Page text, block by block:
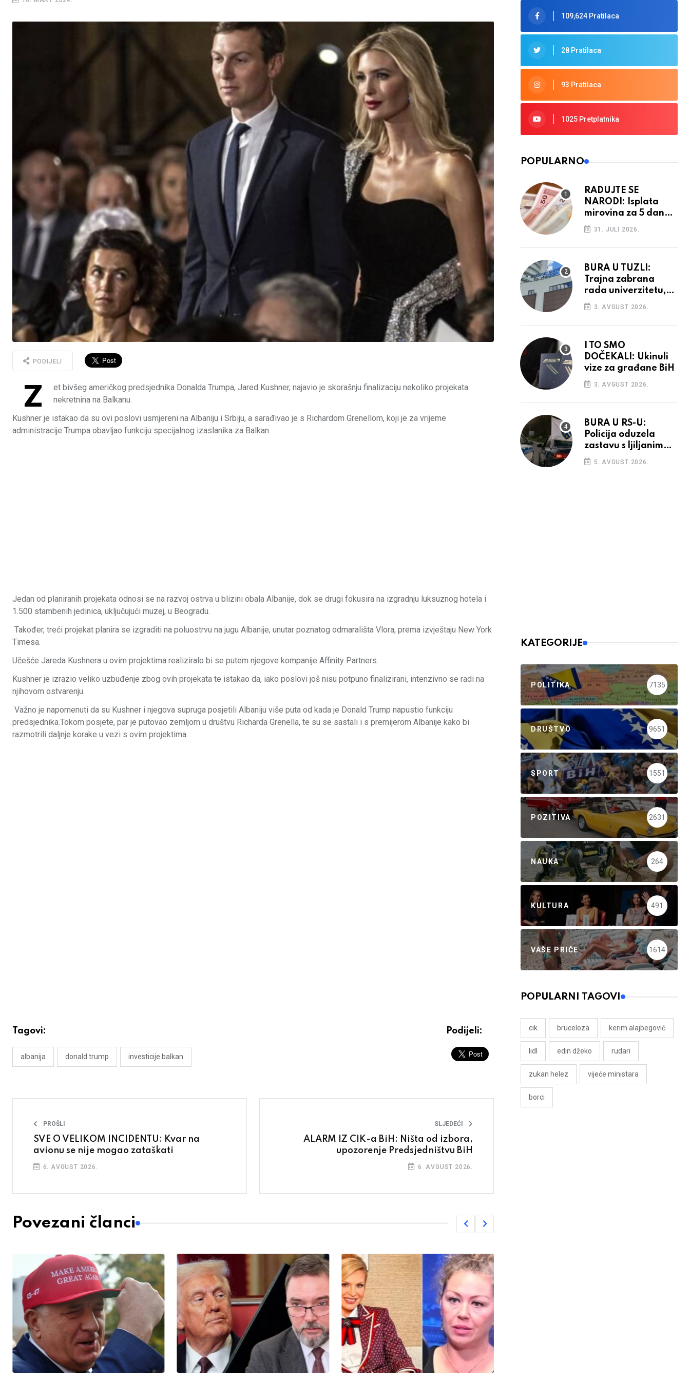
PODIJELI
Z
et bivšeg američkog predsjednika Donalda Trumpa, Jared Kushner, najavio je skorašnju finalizaciju nekoliko projekata
nekretnina na Balkanu.
Kushner je istakao da su ovi poslovi usmjereni na Albaniju i Srbiju, a sarađivao je s Richardom Grenellom, koji je za vrijeme
administracije Trumpa obavljao funkciju specijalnog izaslanika za Balkan.
Jedan od planiranih projekata odnosi se na razvoj ostrva u blizini obala Albanije, dok se drugi fokusira na izgradnju luksuznog hotela i
1.500 stambenih jedinica, uključujući muzej, u Beogradu.
Također, treći projekat planira se izgraditi na poluostrvu na jugu Albanije, unutar poznatog odmarališta Vlora, prema izvještaju New York
Timesa.
Učešće Jareda Kushnera u ovim projektima realiziralo bi se putem njegove kompanije Affinity Partners.
Kushner je izrazio veliko uzbuđenje zbog ovih projekata te istakao da, iako poslovi još nisu potpuno finalizirani, intenzivno se radi na
njihovom ostvarenju.
Važno je napomenuti da su Kushner i njegova supruga posjetili Albaniju više puta od kada je Donald Trump napustio funkciju
predsjednika.Tokom posjete, par je putovao zemljom u društvu Richarda Grenella, te su se sastali i s premijerom Albanije kako bi
razmotrili daljnje korake u vezi s ovim projektima.
Tagovi:
albanija donald trump investicije balkan
Podijeli:
PROŠLI
SVE O VELIKOM INCIDENTU: Kvar na
avionu se nije mogao zataškati
6. AVGUST 2026.
SLJEDEĆI
ALARM IZ CIK-a BiH: Ništa od izbora,
upozorenje Predsjedništvu BiH
6. AVGUST 2026.
Povezani članci
109,624 Pratilaca
28 Pratilaca
93 Pratilaca
1025 Pretplatnika
POPULARNO
RADUJTE SE
NARODI: Isplata
mirovina za 5 dana,
retroaktivna
povećanja
31. JULI 2026.
BURA U TUZLI:
Trajna zabrana
rada univerzitetu,
provedba sudskih
odluka
3. AVGUST 2026.
I TO SMO
DOČEKALI: Ukinuli
vize za građane BiH
3. AVGUST 2026.
BURA U RS-U:
Policija oduzela
zastavu s ljiljanima,
uručila prekršajni
nalog
5. AVGUST 2026.
KATEGORIJE
POLITIKA 7135
DRUŠTVO 9651
SPORT 1551
POZITIVA 2631
NAUKA 264
KULTURA 491
VAŠE PRIČE 1614
POPULARNI TAGOVI
cik bruceloza kerim alajbegović
lidl edin džeko rudari
zukan helez vijeće ministara
borci